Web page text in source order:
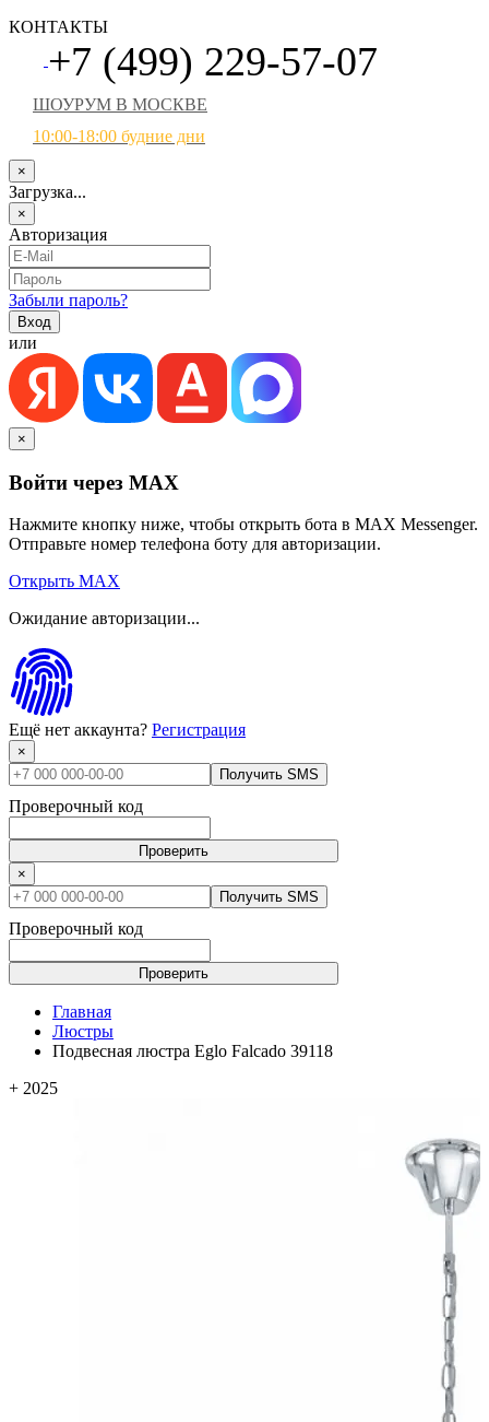
КОНТАКТЫ
+7 (499) 229-57-07
ШОУРУМ В МОСКВЕ
10:00-18:00 будние дни
×
Загрузка...
×
Авторизация
Забыли пароль?
или
×
Войти через MAX
Нажмите кнопку ниже, чтобы открыть бота в MAX Messenger.
Отправьте номер телефона боту для авторизации.
Открыть MAX
Ожидание авторизации...
Ещё нет аккаунта? Регистрация
×
Получить SMS
Проверочный код
Проверить
×
Получить SMS
Проверочный код
Проверить
Главная
Люстры
Подвесная люстра Eglo Falcado 39118
+ 2025